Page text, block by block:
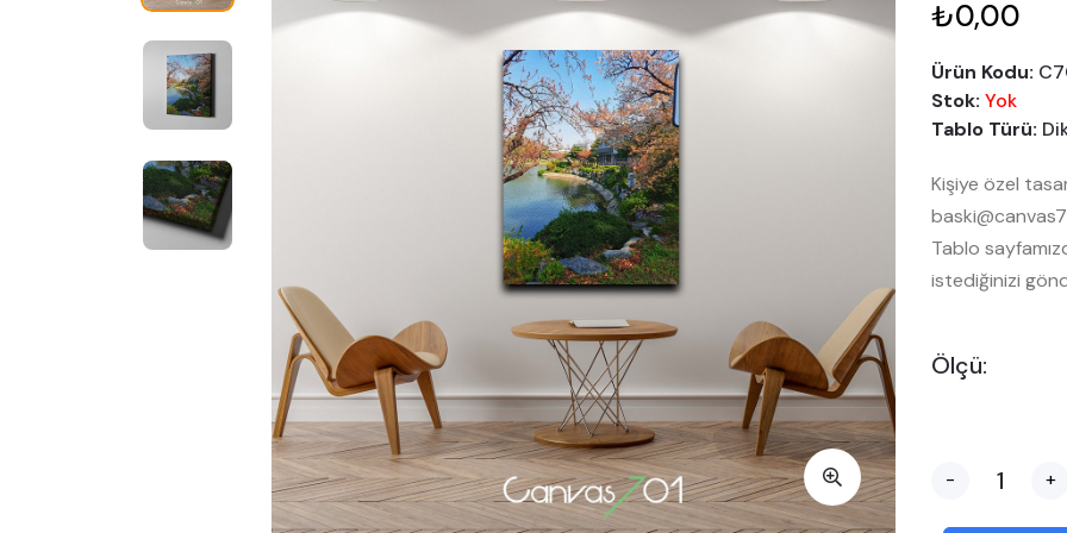
₺0,00
Ürün Kodu:
Stok: Yok
Tablo Türü:
Kişiye özel
Tablo
istediğinizi
Ölçü:
- +